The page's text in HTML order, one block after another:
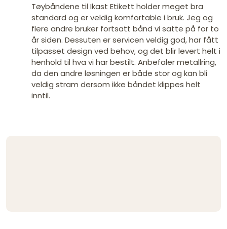
Tøybåndene til Ikast Etikett holder meget bra
standard og er veldig komfortable i bruk. Jeg og
flere andre bruker fortsatt bånd vi satte på for to
år siden. Dessuten er servicen veldig god, har fått
tilpasset design ved behov, og det blir levert helt i
henhold til hva vi har bestilt. Anbefaler metallring,
da den andre løsningen er både stor og kan bli
veldig stram dersom ikke båndet klippes helt
inntil.